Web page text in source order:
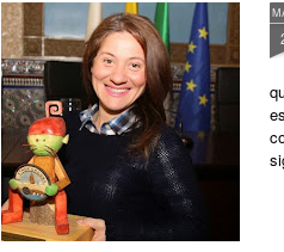
catalogación del legado material e
inmaterial del compositor Ramón
Medina Ortega. Para nosotras es
un placer inmenso llevar este
trabajo a cabo, gracias a la
subvención concedida por esta
delegación ha diferentes
proyectos culturales en la ciudad,
entre ellos y el segundo más
valorado, el nuestro. Haremos un
trabajo muy digno.